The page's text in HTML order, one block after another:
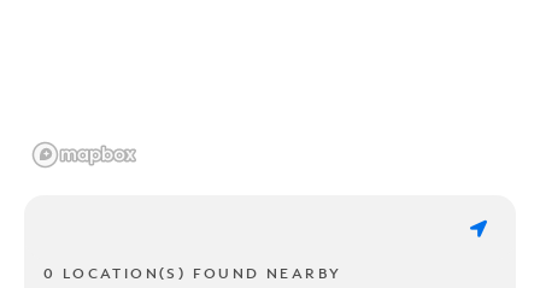
0 LOCATION(S) FOUND NEARBY